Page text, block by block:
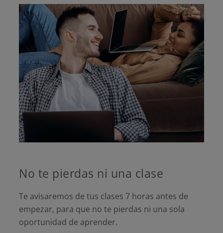
No te pierdas ni una clase
Te avisaremos de tus clases 7 horas antes de
empezar, para que no te pierdas ni una sola
oportunidad de aprender.